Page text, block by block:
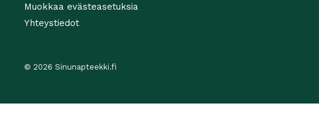
Muokkaa evästeasetuksia
Yhteystiedot
© 2026 Sinunapteekki.fi